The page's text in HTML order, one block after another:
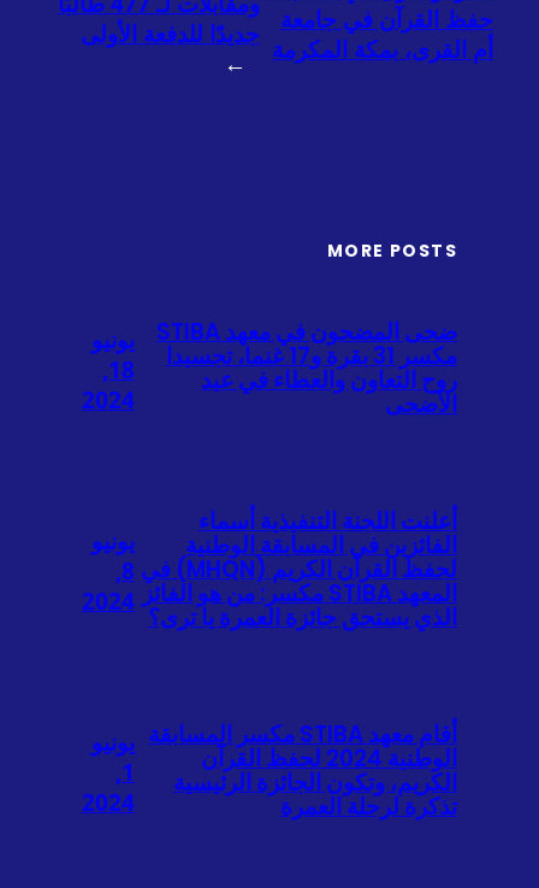
حفظ القرآن في جامعة
أم القرى، بمكة المكرمة جديدًا للدفعة الأولى
→
MORE POSTS
ضحى المضحون في معهد STIBA
مكسر 31 بقرة و17 غنما، تجسيدا
روح التعاون والعطاء في عيد
الأضحى
يونيو
18,
2024
أعلنت اللجنة التنفيذية أسماء
الفائزين في المسابقة الوطنية
لحفظ القرآن الكريم (MHQN) في
المعهد STIBA مكسر: من هو الفائز
الذي يستحق جائزة العمرة يا ترى؟
يونيو
8,
2024
أقام معهد STIBA مكسر المسابقة
الوطنية 2024 لحفظ القرآن
الكريم، وتكون الجائزة الرئيسية
تذكرة لرحلة العمرة
يونيو
1,
2024